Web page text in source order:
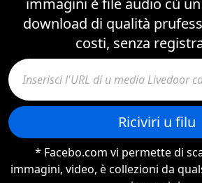
immagini è file audio cù
download di qualità
costi, senza
Riciviri u filu
* Facebo.com vi permette di
immagini, video, è collezioni da